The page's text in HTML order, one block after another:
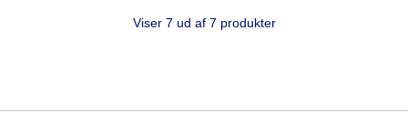
Viser 7 ud af 7 produkter